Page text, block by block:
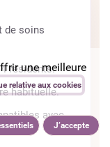
de soins
résidents.
habituelle.
avec
une meilleure
relative aux cookies
J’accepte